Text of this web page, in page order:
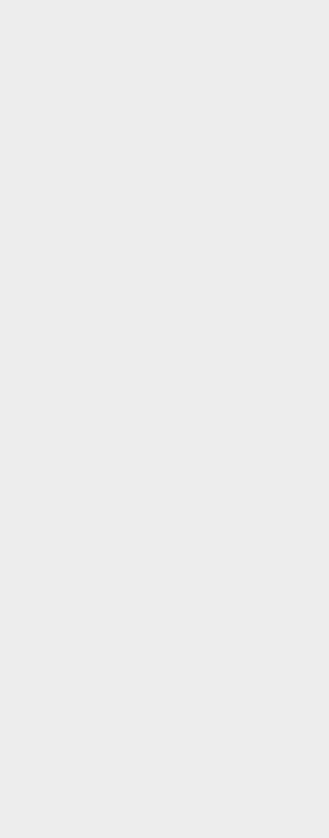
| tee /etc/apt/keyrings/adoptium.gpg > /dev/null
deb $(awk -F= '/^VERSION_CODENAME/
bookworm main